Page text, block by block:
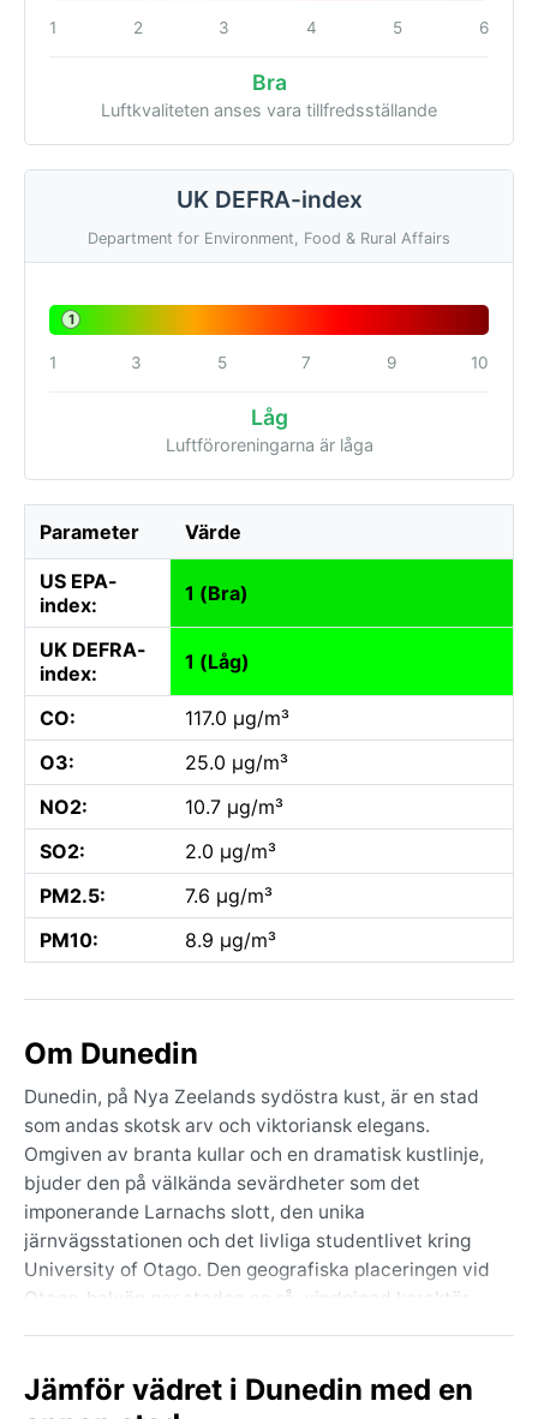
1 2 3 4 5 6
Bra
Luftkvaliteten anses vara tillfredsställande
UK DEFRA-index
Department for Environment, Food & Rural Affairs
1
1 3 5 7 9 10
Låg
Luftföroreningarna är låga
Parameter Värde
US EPA-
index:
1 (Bra)
UK DEFRA-
index:
1 (Låg)
CO:
117.0 µg/m³
O3:
25.0 µg/m³
NO2:
10.7 µg/m³
SO2:
2.0 µg/m³
PM2.5:
7.6 µg/m³
PM10:
8.9 µg/m³
Om Dunedin
Dunedin, på Nya Zeelands sydöstra kust, är en stad
som andas skotsk arv och viktoriansk elegans.
Omgiven av branta kullar och en dramatisk kustlinje,
bjuder den på välkända sevärdheter som det
imponerande Larnachs slott, den unika
järnvägsstationen och det livliga studentlivet kring
University of Otago. Den geografiska placeringen vid
Otago-halvön ger staden en rå, vindpinad karaktär,
intellektuell, en blandning av kulturliv och närhet till
vidsträckt natur.
Jämför vädret i Dunedin med en